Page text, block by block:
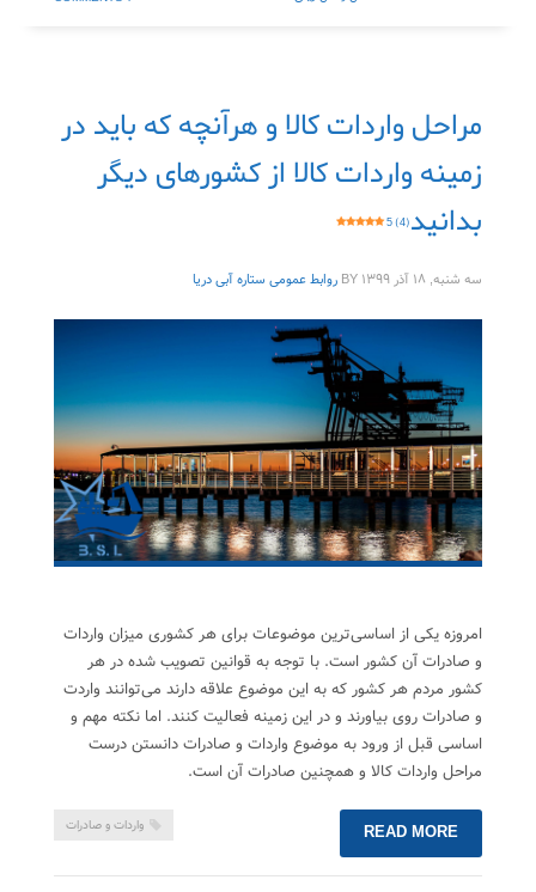
مراحل واردات کالا و هرآنچه که باید در
زمینه واردات کالا از کشورهای دیگر
بدانید5 (4)
سه شنبه, ۱۸ آذر ۱۳۹۹ BY روابط عمومی ستاره آبی دریا
امروزه یکی از اساسی‌ترین موضوعات برای هر کشوری میزان واردات
و صادرات آن کشور است. با توجه به قوانین تصویب شده در هر
کشور مردم هر کشور که به این موضوع علاقه دارند می‌توانند واردت
و صادرات روی بیاورند و در این زمینه فعالیت کنند. اما نکته مهم و
اساسی قبل از ورود به موضوع واردات و صادرات دانستن درست
مراحل واردات کالا و همچنین صادرات آن است.
واردات و صادرات READ MORE